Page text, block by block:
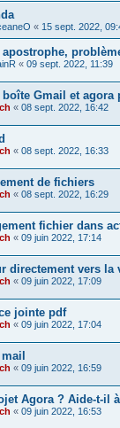
« 15 sept. 2022,
apostrophe,
« 09 sept. 2022, 11:39
Gmail et agora
« 08 sept. 2022, 16:42
« 08 sept. 2022, 16:33
de fichiers
« 08 sept. 2022, 16:29
fichier dans
« 09 juin 2022, 17:14
directement vers la
« 09 juin 2022, 17:09
jointe pdf
« 09 juin 2022, 17:04
« 09 juin 2022, 16:59
Agora ? Aide-t-il
« 09 juin 2022, 16:53